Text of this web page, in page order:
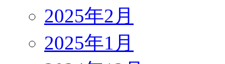
2025年2月
2025年1月